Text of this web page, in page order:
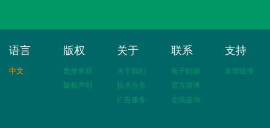
语言
中文
版权
数据来源
版权声明
关于
关于我们
技术合作
广告服务
联系
电子邮箱
官方微博
在线咨询
支持
友情链接